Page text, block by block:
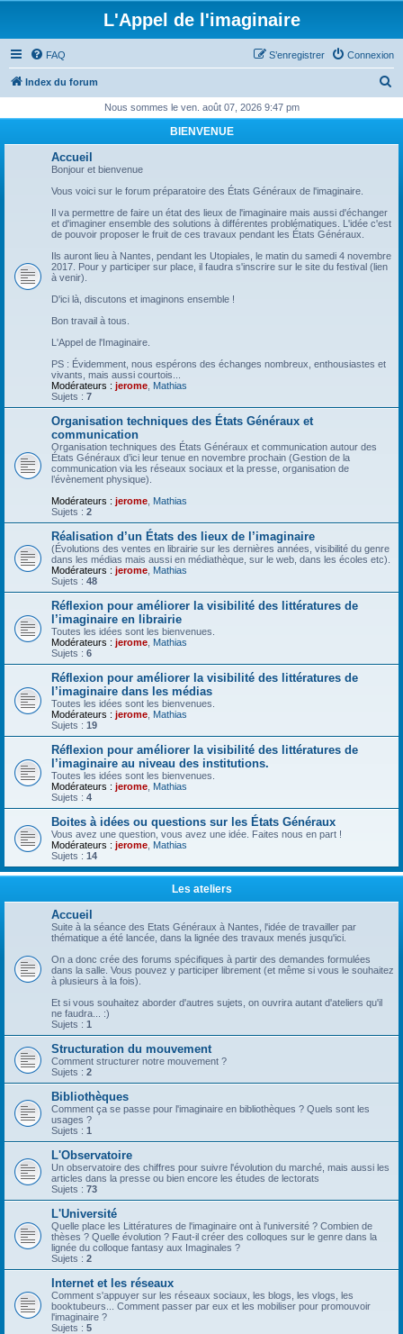
L'Appel de l'imaginaire
FAQ Connexion
S’enregistrer
Index du forum
h
Nous sommes le ven. août 07, 2026 9:47 pm
BIENVENUE
Accueil
Bonjour et bienvenue
Vous voici sur le forum préparatoire des États Généraux de l'imaginaire.
Il va permettre de faire un état des lieux de l'imaginaire mais aussi d'échanger
et d'imaginer ensemble des solutions à différentes problématiques. L'idée c'est
de pouvoir proposer le fruit de ces travaux pendant les États Généraux.
Ils auront lieu à Nantes, pendant les Utopiales, le matin du samedi 4 novembre
2017. Pour y participer sur place, il faudra s'inscrire sur le site du festival (lien
à venir).
D'ici là, discutons et imaginons ensemble !
Bon travail à tous.
L'Appel de l'Imaginaire.
PS : Évidemment, nous espérons des échanges nombreux, enthousiastes et
vivants, mais aussi courtois...
Modérateurs : jerome Mathias
Sujets : 7
Organisation techniques des États Généraux et
communication
Organisation techniques des États Généraux et communication autour des
États Généraux d’ici leur tenue en novembre prochain (Gestion de la
communication via les réseaux sociaux et la presse, organisation de
l’évènement physique).
Modérateurs : jerome Mathias
Sujets : 2
Réalisation d’un États des lieux de l’imaginaire
(Évolutions des ventes en librairie sur les dernières années, visibilité du genre
dans les médias mais aussi en médiathèque, sur le web, dans les écoles etc).
Modérateurs : jerome Mathias
Sujets : 48
Réflexion pour améliorer la visibilité des littératures de
l’imaginaire en librairie
Toutes les idées sont les bienvenues.
Modérateurs : jerome Mathias
Sujets : 6
Réflexion pour améliorer la visibilité des littératures de
l’imaginaire dans les médias
Toutes les idées sont les bienvenues.
Modérateurs : jerome Mathias
Sujets : 19
Réflexion pour améliorer la visibilité des littératures de
l’imaginaire au niveau des institutions.
Toutes les idées sont les bienvenues.
Modérateurs : jerome Mathias
Sujets : 4
Boites à idées ou questions sur les États Généraux
Vous avez une question, vous avez une idée. Faites nous en part !
Modérateurs : jerome Mathias
Sujets : 14
Les ateliers
Accueil
Suite à la séance des Etats Généraux à Nantes, l'idée de travailler par
thématique a été lancée, dans la lignée des travaux menés jusqu'ici.
On a donc crée des forums spécifiques à partir des demandes formulées
dans la salle. Vous pouvez y participer librement (et même si vous le souhaitez
à plusieurs à la fois).
Et si vous souhaitez aborder d'autres sujets, on ouvrira autant d'ateliers qu'il
ne faudra... :)
Sujets : 1
Structuration du mouvement
Comment structurer notre mouvement ?
Sujets : 2
Bibliothèques
Comment ça se passe pour l'imaginaire en bibliothèques ? Quels sont les
usages ?
Sujets : 1
L'Observatoire
Un observatoire des chiffres pour suivre l'évolution du marché, mais aussi les
articles dans la presse ou bien encore les études de lectorats
Sujets : 73
L'Université
Quelle place les Littératures de l'imaginaire ont à l'université ? Combien de
thèses ? Quelle évolution ? Faut-il créer des colloques sur le genre dans la
lignée du colloque fantasy aux Imaginales ?
Sujets : 2
Internet et les réseaux
Comment s'appuyer sur les réseaux sociaux, les blogs, les vlogs, les
booktubeurs... Comment passer par eux et les mobiliser pour promouvoir
l'imaginaire ?
Sujets : 5